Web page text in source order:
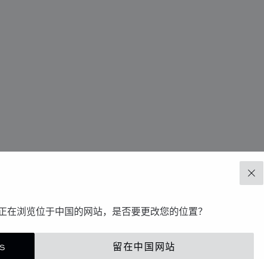
关闭
浏览位于中国的网站，是否要更改您的位置？
留在中国网站
IMPERIALE
SCH336S54096Z